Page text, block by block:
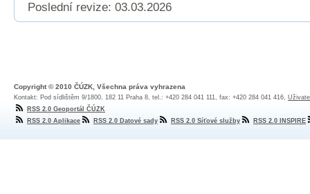
Poslední revize: 03.03.2026
Copyright © 2010 ČÚZK, Všechna práva vyhrazena
Kontakt: Pod sídlištěm 9/1800, 182 11 Praha 8, tel.: +420 284 041 111, fax: +420 284 041 416,
RSS 2.0 Geoportál ČÚZK
RSS 2.0 Aplikace
RSS 2.0 Datové sady RSS 2.0 Síťové služby RSS 2.0 INSPIRE